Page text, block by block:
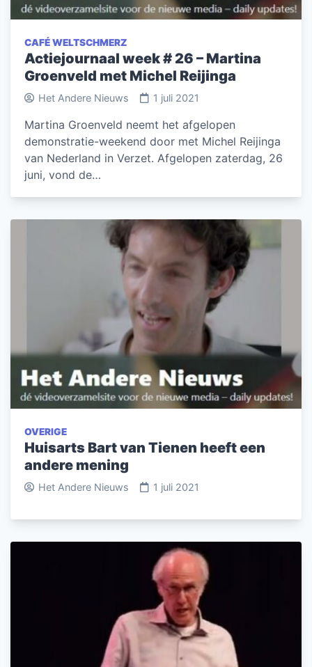
CAFÉ WELTSCHMERZ
Actiejournaal week # 26 – Martina
Groenveld met Michel Reijinga
Het Andere Nieuws 1 juli 2021
Martina Groenveld neemt het afgelopen
demonstratie-weekend door met Michel Reijinga
van Nederland in Verzet. Afgelopen zaterdag, 26
juni, vond de…
OVERIGE
Huisarts Bart van Tienen heeft een
andere mening
Het Andere Nieuws 1 juli 2021